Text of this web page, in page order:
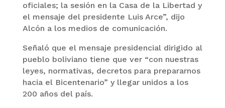
oficiales; la sesión en la Casa de la Libertad y
el mensaje del presidente Luis Arce”, dijo
Alcón a los medios de comunicación.
Señaló que el mensaje presidencial dirigido al
pueblo boliviano tiene que ver “con nuestras
leyes, normativas, decretos para prepararnos
hacia el Bicentenario” y llegar unidos a los
200 años del país.